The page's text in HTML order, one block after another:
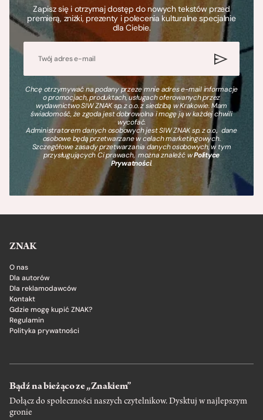
Zapisz się i otrzymaj dostęp do nowych tekstów przed
premierą, zniżki, prezenty i polecenia kulturalne specjalnie
dla Ciebie.
Chcę otrzymywać na podany przeze mnie adres e-mail informacje
o promocjach, produktach, usługach oferowanych przez
wydawnictwo SIW ZNAK sp. z o.o. z siedzibą w Krakowie. Mam
świadomość, że zgoda jest dobrowolna i mogę ją w każdej chwili
wycofać.
Administratorem danych osobowych jest SIW ZNAK sp. z o.o., dane
osobowe będą przetwarzane w celach marketingowych.
Szczegółowe zasady przetwarzania danych osobowych, w tym
przysługujących Ci prawach, można znaleźć wPolityce
Prywatności.
ZNAK
O nas
Dla autorów
Dla reklamodawców
Kontakt
Gdzie mogę kupić ZNAK?
Regulamin
Polityka prywatności
Bądź na bieżąco ze „Znakiem”
Dołącz do społeczności naszych czytelnikow. Dysktuj w najlepszym
gronie